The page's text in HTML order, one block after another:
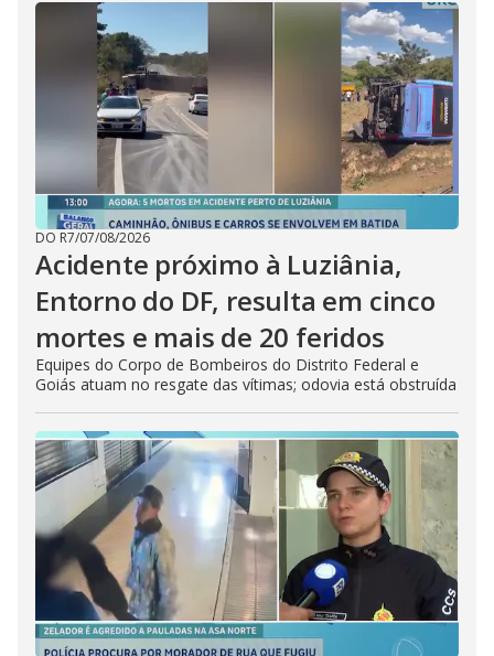
DO R7/07/08/2026
Acidente próximo à Luziânia,
Entorno do DF, resulta em cinco
mortes e mais de 20 feridos
Equipes do Corpo de Bombeiros do Distrito Federal e
Goiás atuam no resgate das vítimas; odovia está obstruída